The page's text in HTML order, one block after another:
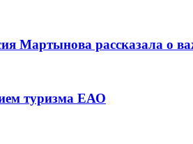
Мартынова рассказала о
туризма ЕАО